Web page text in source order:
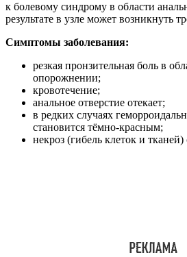
к болевому синдрому в области
результате в узле может возникнуть
Симптомы заболевания:
резкая пронзительная боль в
опорожнении;
кровотечение;
анальное отверстие отекает;
в редких случаях
становится тёмно-красным;
некроз (гибель клеток и тканей)